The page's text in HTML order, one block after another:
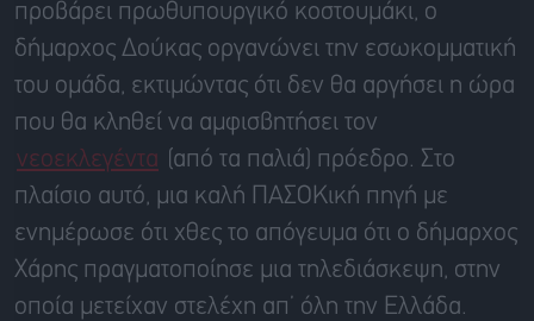
προβάρει πρωθυπουργικό κοστουμάκι, ο
δήμαρχος Δούκας οργανώνει την εσωκομματική
του ομάδα, εκτιμώντας ότι δεν θα αργήσει η ώρα
που θα κληθεί να αμφισβητήσει τον
νεοεκλεγέντα
(από τα παλιά) πρόεδρο. Στο
πλαίσιο αυτό, μια καλή ΠΑΣΟΚική πηγή με
ενημέρωσε ότι χθες το απόγευμα ότι ο δήμαρχος
Χάρης πραγματοποίησε μια τηλεδιάσκεψη, στην
οποία μετείχαν στελέχη απ’ όλη την Ελλάδα.